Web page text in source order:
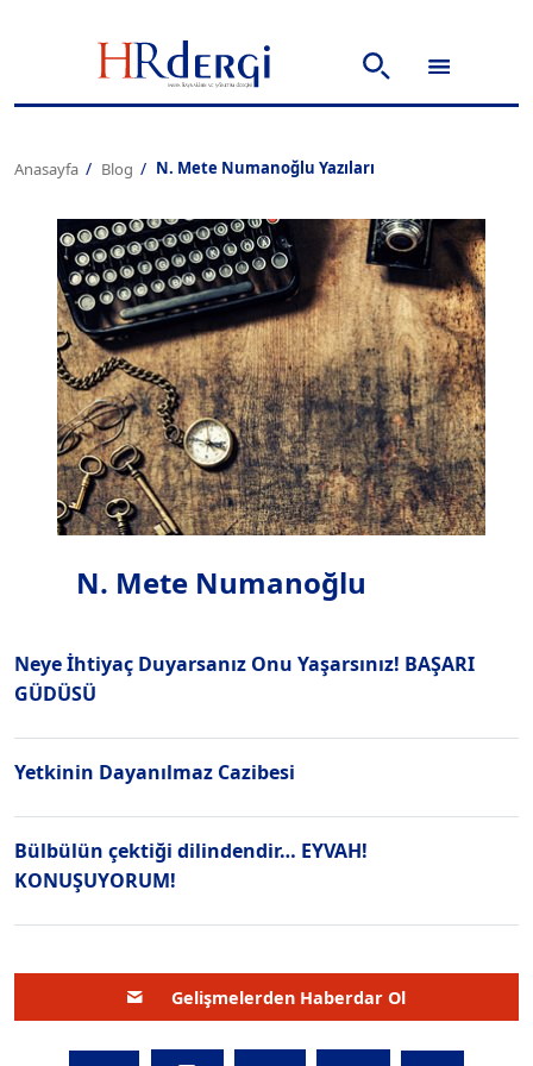
Anasayfa Blog N. Mete Numanoğlu Yazıları
N. Mete Numanoğlu
Neye İhtiyaç Duyarsanız Onu Yaşarsınız! BAŞARI
GÜDÜSÜ
Yetkinin Dayanılmaz Cazibesi
Bülbülün çektiği dilindendir… EYVAH!
KONUŞUYORUM!
Gelişmelerden Haberdar Ol